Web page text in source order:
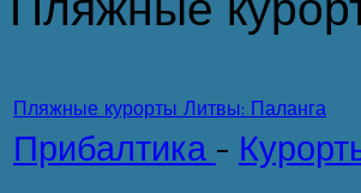
Пляжные курорты Литвы: Паланга
Прибалтика -